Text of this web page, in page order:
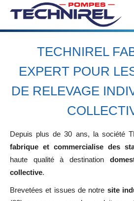
TECHNIREL
EXPERT POUR
DE RELEVAGE
Depuis plus de 30 ans, la société
fabrique et commercialise des
haute qualité à destination
collective.
Brevetées et issues de notre site